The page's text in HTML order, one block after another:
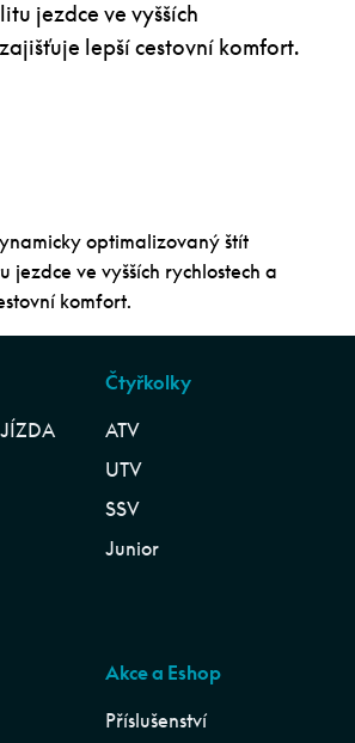
jezdce ve vyšších
lepší cestovní komfort.
optimalizovaný štít
jezdce ve vyšších rychlostech a
komfort.
Čtyřkolky
ATV
UTV
SSV
Junior
Akce a Eshop
Příslušenství